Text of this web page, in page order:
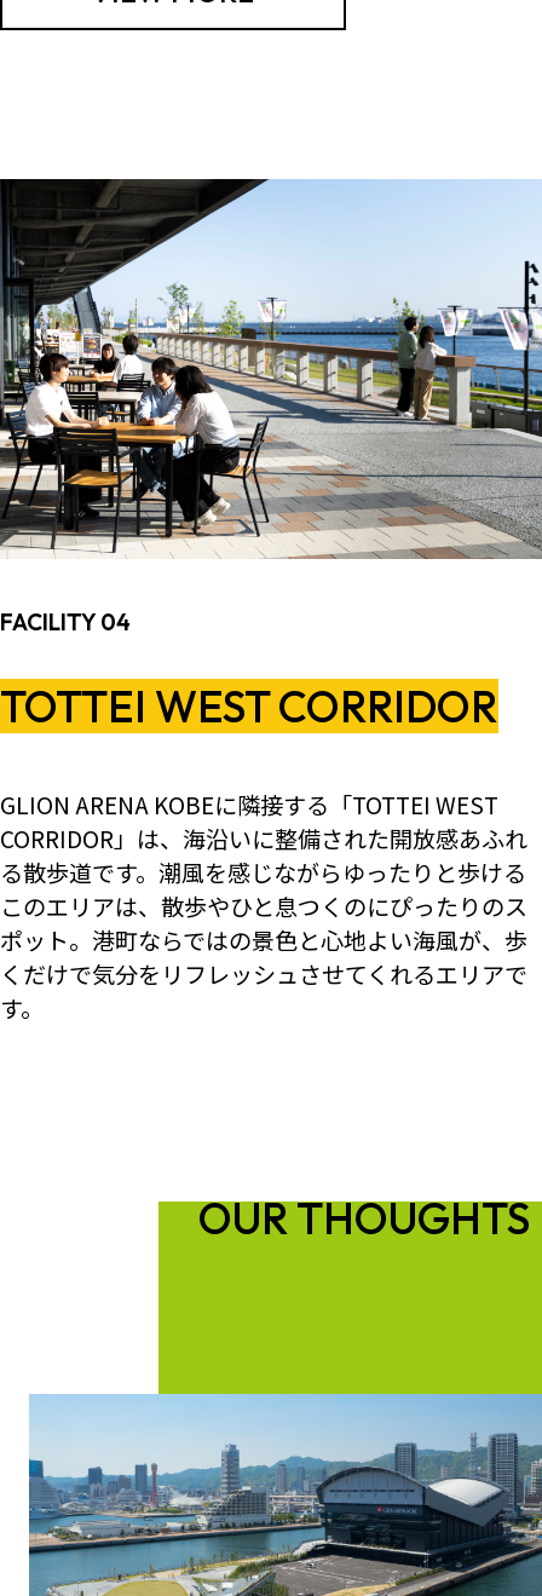
FACILITY 04
TOTTEI WEST CORRIDOR
GLION ARENA KOBEに隣接する「TOTTEI WEST
CORRIDOR」は、海沿いに整備された開放感あふれ
る散歩道です。潮風を感じながらゆったりと歩ける
このエリアは、散歩やひと息つくのにぴったりのス
ポット。港町ならではの景色と心地よい海風が、歩
くだけで気分をリフレッシュさせてくれるエリアで
す。
OUR THOUGHTS